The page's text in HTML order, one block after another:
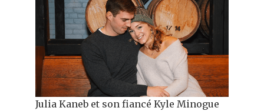
Julia Kaneb et son fiancé Kyle Minogue